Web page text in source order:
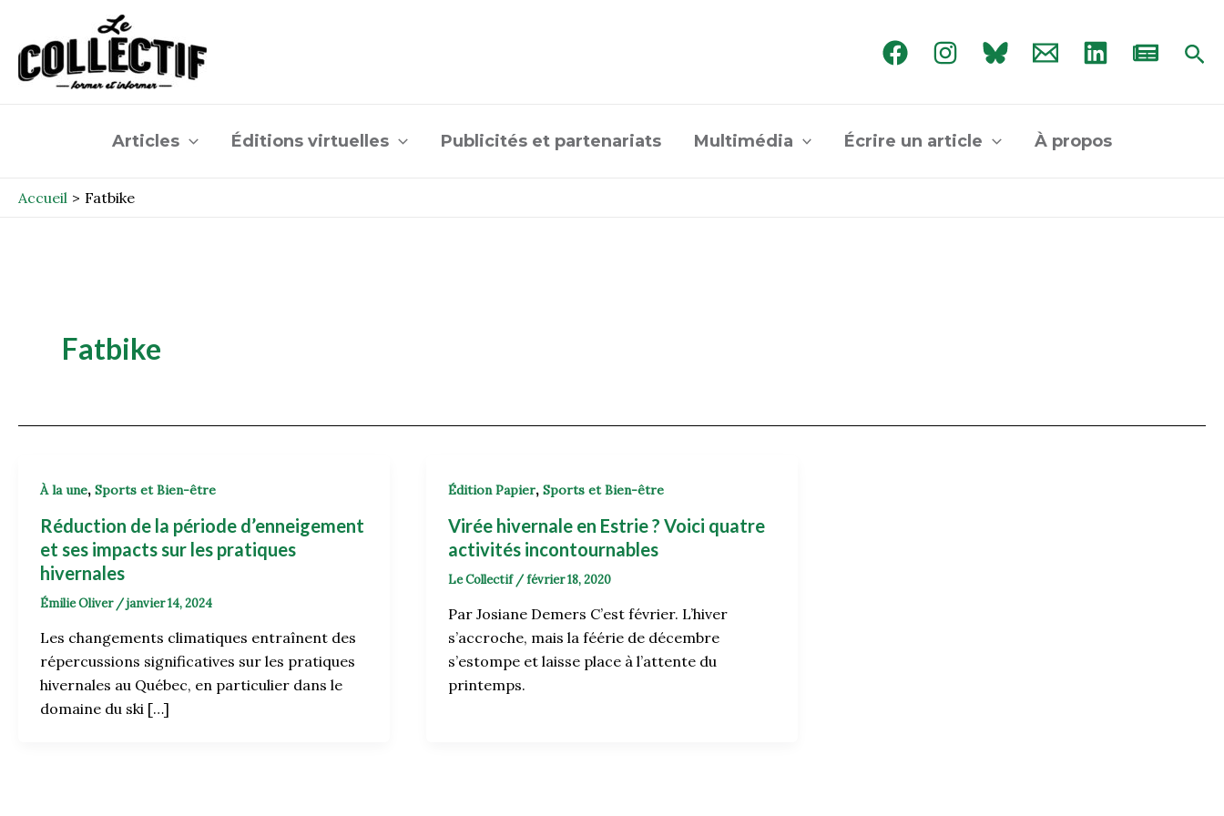
contenu
Articles Éditions virtuelles Publicités et partenariats Multimédia Écrire un article À propos
Accueil Fatbike
Fatbike
À la une, Sports et Bien-être
Réduction de la période d’enneigement
et ses impacts sur les pratiques
hivernales
Émilie Oliver /janvier 14, 2024
Les changements climatiques entraînent des
répercussions significatives sur les pratiques
hivernales au Québec, en particulier dans le
domaine du ski […]
Édition Papier, Sports et Bien-être
Virée hivernale en Estrie ? Voici quatre
activités incontournables
Le Collectif /février 18, 2020
Par Josiane Demers C’est février. L’hiver
s’accroche, mais la féérie de décembre
s’estompe et laisse place à l’attente du
printemps.